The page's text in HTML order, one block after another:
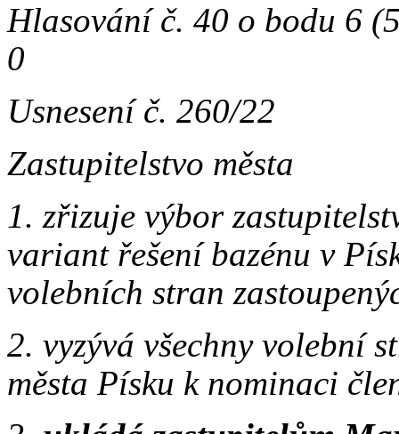
Hlasování č. 40 o bodu
0
Usnesení č. 260/22
Zastupitelstvo města
1. zřizuje výbor
variant řešení bazénu v
volebních stran
2. vyzývá všechny volební
města Písku k nominaci